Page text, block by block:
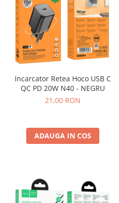
Incarcator Retea Hoco USB C
QC PD 20W N40 - NEGRU
21,00 RON
ADAUGA IN COS